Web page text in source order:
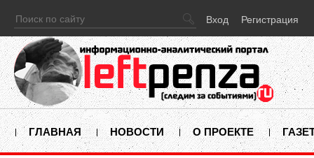
Вход Регистрация
ГЛАВНАЯ НОВОСТИ О ПРОЕКТЕ